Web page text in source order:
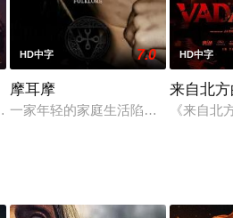
returning to their nightmare afte
HD中字 7.0
摩耳摩
一家年轻的家庭生活陷入混乱，邪恶
HD中字
来自北
《来自